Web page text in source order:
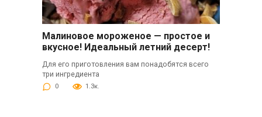
Малиновое мороженое — простое и
вкусное! Идеальный летний десерт!
Для его приготовления вам понадобятся всего
три ингредиента
0 1.3к.